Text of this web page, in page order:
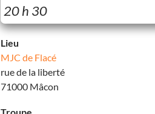
20 h 30
Lieu
MJC de Flacé
rue de la liberté
71000 Mâcon